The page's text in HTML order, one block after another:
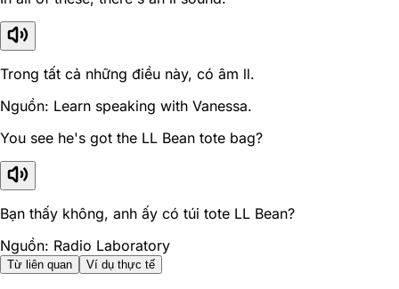
Trong tất cả những điều này, có âm ll.
Nguồn: Learn speaking with Vanessa.
You see he's got the LL Bean tote bag?
Bạn thấy không, anh ấy có túi tote LL Bean?
Nguồn: Radio Laboratory
Từ liên quan Ví dụ thực tế